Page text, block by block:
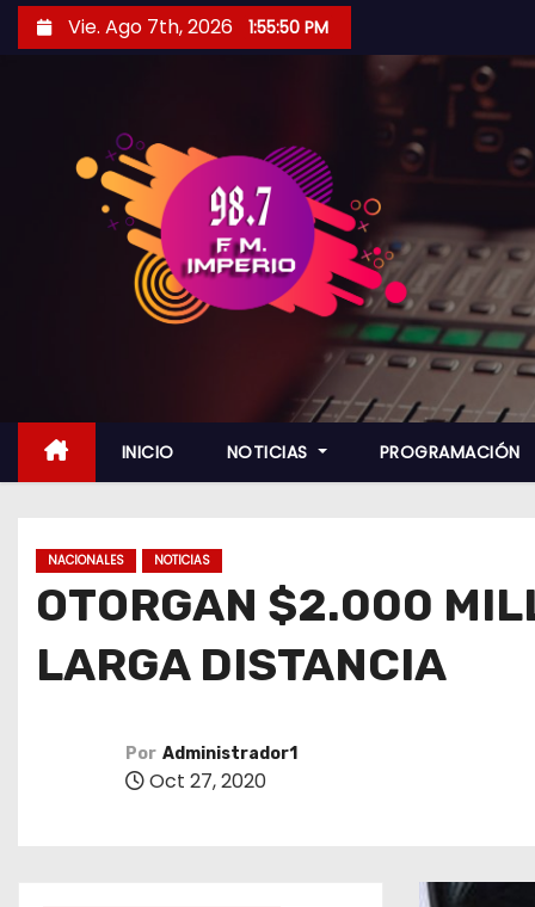
i
Vie. Ago 7th, 2026 1:55:51 PM
INICIO NOTICIAS PROGRAMACIÓN
NACIONALES NOTICIAS
OTORGAN $2.000
LARGA DISTANCIA
Por Administrador1
Oct 27, 2020